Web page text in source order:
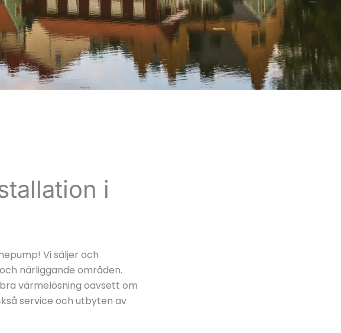
i
Vi säljer och
närliggande områden.
värmelösning oavsett om
service och utbyten av